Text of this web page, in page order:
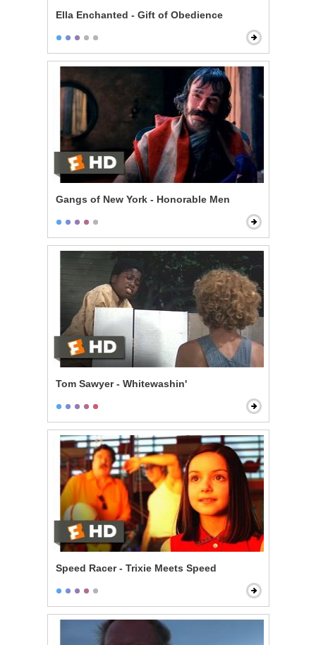
Ella Enchanted - Gift of Obedience
Gangs of New York - Honorable Men
Tom Sawyer - Whitewashin'
Speed Racer - Trixie Meets Speed